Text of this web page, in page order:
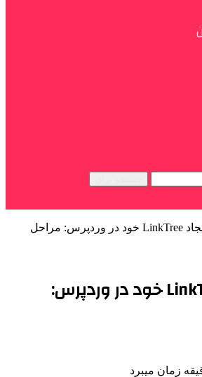
نحوه ایجاد LinkTree خود در وردپرس: مراحل
نحوه ایجاد LinkTree خود در وردپرس: